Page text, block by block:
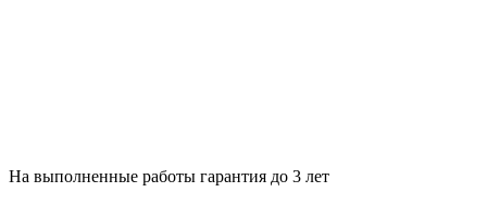
На выполненные работы гарантия до 3 лет